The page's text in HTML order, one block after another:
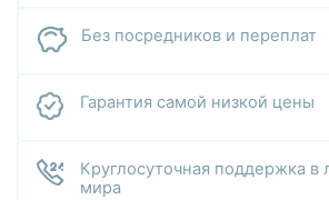
Без посредников и переплат
Гарантия самой низкой цены
Круглосуточная поддержка в
мира